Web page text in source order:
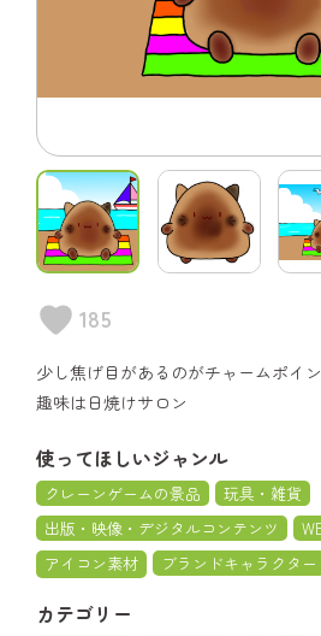
185
少し焦げ目があるのがチャームポイ
趣味は日焼けサロン
使ってほしいジャンル
クレーンゲームの景品
玩具・雑貨
出版・映像・デジタルコンテンツ
アイコン素材
ブランドキャラクター
カテゴリー